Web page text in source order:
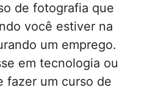
de fotografia que
você estiver na
um emprego.
em tecnologia ou
fazer um curso de